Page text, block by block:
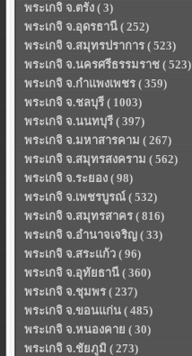
พระเกจิ จ.ตรัง ( 3)
พระเกจิ จ.อุดรธานี ( 252)
พระเกจิ จ.สมุทรปราการ ( 523)
พระเกจิ จ.นครศรีธรรมราช ( 523)
พระเกจิ จ.กำแพงเพชร ( 359)
พระเกจิ จ.ชลบุรี ( 1003)
พระเกจิ จ.นนทบุรี ( 397)
พระเกจิ จ.มหาสารคาม ( 267)
พระเกจิ จ.สมุทรสงคราม ( 562)
พระเกจิ จ.ระยอง ( 98)
พระเกจิ จ.เพชรบูรณ์ ( 532)
พระเกจิ จ.สมุทรสาคร ( 816)
พระเกจิ จ.อำนาจเจริญ ( 33)
พระเกจิ จ.สระแก้ว ( 96)
พระเกจิ จ.อุทัยธานี ( 360)
พระเกจิ จ.ชุมพร ( 237)
พระเกจิ จ.ขอนแก่น ( 485)
พระเกจิ จ.หนองคาย ( 30)
พระเกจิ จ.ชัยภูมิ ( 273)